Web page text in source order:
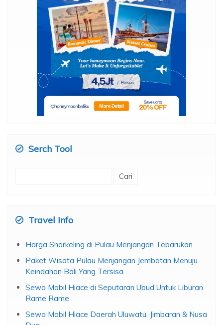
Serch Tool
Travel Info
Harga Snorkeling di Pulau Menjangan Tebarukan
Paket Wisata Pulau Menjangan Jembatan Menuju
Keindahan Bali Yang Tersisa
Sewa Mobil Hiace di Seputaran Ubud Untuk Liburan
Rame Rame
Sewa Mobil Hiace Daerah Uluwatu, Jimbaran & Nusa